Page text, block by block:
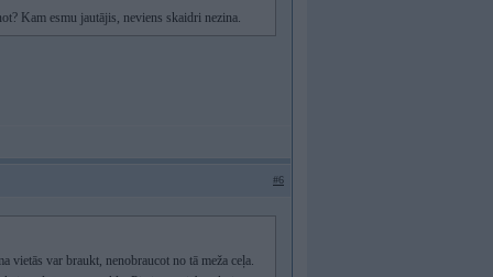
Kam esmu jautājis, neviens skaidri nezina.
#6
var braukt, nenobraucot no tā meža ceļa.